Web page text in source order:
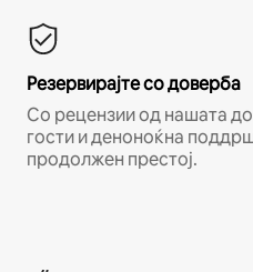
Резервирајте со доверба
Со рецензии од нашата
гости и деноноќна
продолжен престој.